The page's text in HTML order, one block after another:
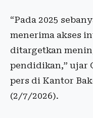
“Pada 2025
menerima akses
ditargetkan
pendidikan,” ujar
pers di Kantor
(2/7/2026).